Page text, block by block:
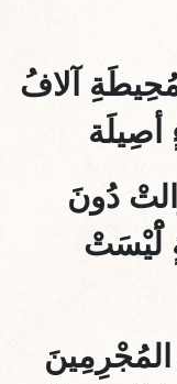
آلافُ
دُونَ
لَْْيْسَتْ